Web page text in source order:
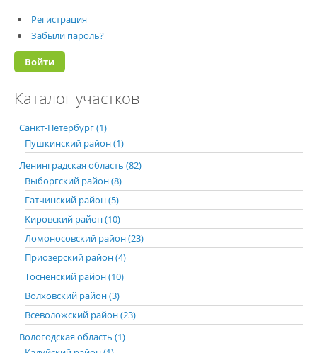
Регистрация
Забыли пароль?
Каталог участков
Санкт-Петербург (1)
Пушкинский район (1)
Ленинградская область (82)
Выборгский район (8)
Гатчинский район (5)
Кировский район (10)
Ломоносовский район (23)
Приозерский район (4)
Тосненский район (10)
Волховский район (3)
Всеволожский район (23)
Вологодская область (1)